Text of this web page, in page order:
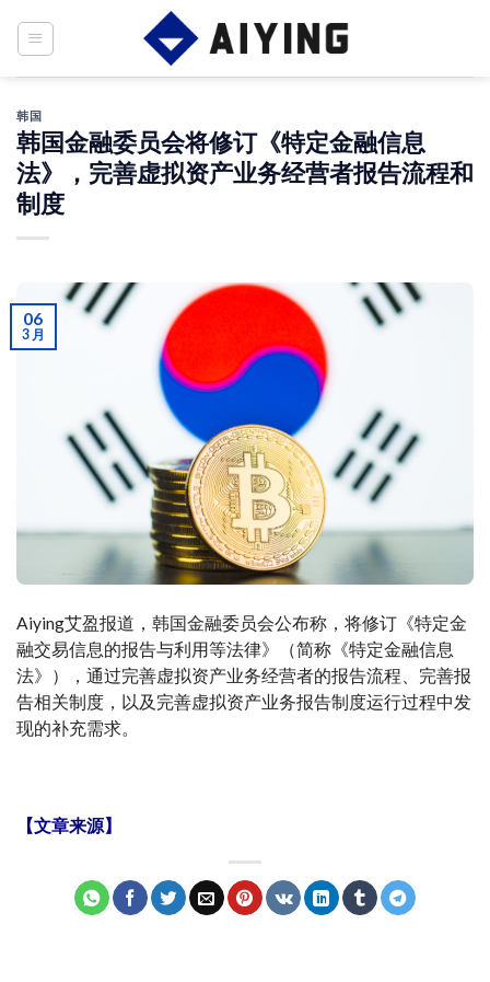
韩国
韩国金融委员会将修订《特定金融信息
法》，完善虚拟资产业务经营者报告流程和
制度
06
3 月
Aiying艾盈报道，韩国金融委员会公布称，将修订《特定金
融交易信息的报告与利用等法律》（简称《特定金融信息
法》），通过完善虚拟资产业务经营者的报告流程、完善报
告相关制度，以及完善虚拟资产业务报告制度运行过程中发
现的补充需求。
【文章来源】